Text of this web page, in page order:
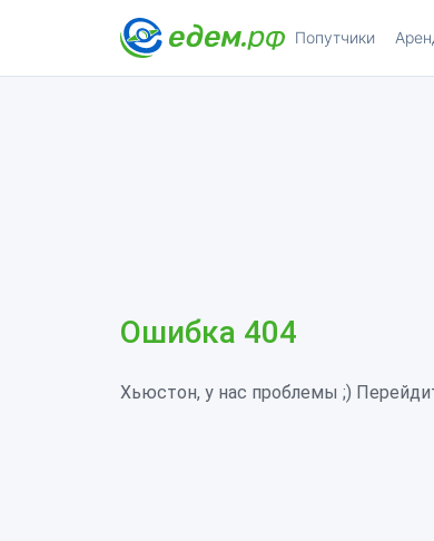
Попутчики
Ошибка 404
Хьюстон, у нас проблемы ;)